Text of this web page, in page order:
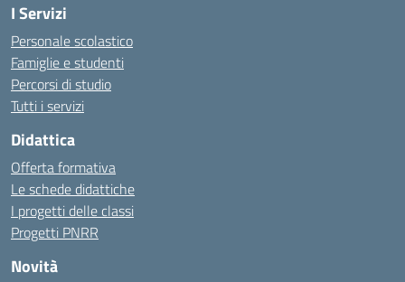
I Servizi
Personale scolastico
Famiglie e studenti
Percorsi di studio
Tutti i servizi
Didattica
Offerta formativa
Le schede didattiche
I progetti delle classi
Progetti PNRR
Novità